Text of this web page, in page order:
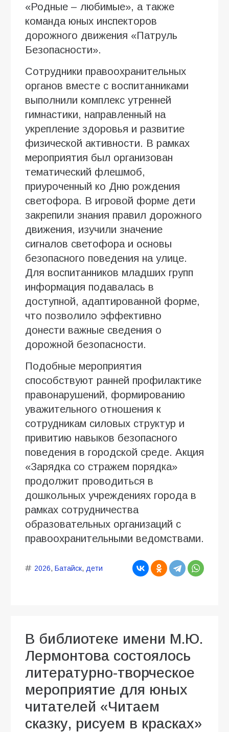
«Родные – любимые», а также
команда юных инспекторов
дорожного движения «Патруль
Безопасности».
Сотрудники правоохранительных
органов вместе с воспитанниками
выполнили комплекс утренней
гимнастики, направленный на
укрепление здоровья и развитие
физической активности. В рамках
мероприятия был организован
тематический флешмоб,
приуроченный ко Дню рождения
светофора. В игровой форме дети
закрепили знания правил дорожного
движения, изучили значение
сигналов светофора и основы
безопасного поведения на улице.
Для воспитанников младших групп
информация подавалась в
доступной, адаптированной форме,
что позволило эффективно
донести важные сведения о
дорожной безопасности.
Подобные мероприятия
способствуют ранней профилактике
правонарушений, формированию
уважительного отношения к
сотрудникам силовых структур и
привитию навыков безопасного
поведения в городской среде. Акция
«Зарядка со стражем порядка»
продолжит проводиться в
дошкольных учреждениях города в
рамках сотрудничества
образовательных организаций с
правоохранительными ведомствами.
2026, Батайск, дети
В библиотеке имени М.Ю.
Лермонтова состоялось
литературно-творческое
мероприятие для юных
читателей «Читаем
сказку, рисуем в красках»